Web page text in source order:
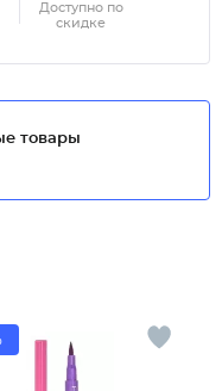
Доступно по
скидке
товары